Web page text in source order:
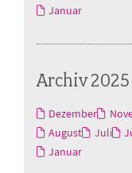
Januar
Archiv 2025
Dezember
August
Juli
Januar